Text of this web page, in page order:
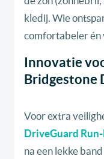
kledij. Wie
comfortabeler én
Innovatie
Bridgestone
Voor extra
DriveGuard
na een lekke